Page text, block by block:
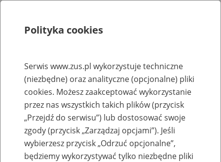
Rejestry, ewidencje i archiwa
Baza zlikwidowanych lub
przekształconych zakładów pracy
Nazwa zakładu pracy:
Polityka cookies
Serwis www.zus.pl wykorzystuje techniczne
(niezbędne) oraz analityczne (opcjonalne) pliki
cookies. Możesz zaakceptować wykorzystanie
przez nas wszystkich takich plików (przycisk
„Przejdź do serwisu”) lub dostosować swoje
zgody (przycisk „Zarządzaj opcjami”). Jeśli
wybierzesz przycisk „Odrzuć opcjonalne”,
będziemy wykorzystywać tylko niezbędne pliki